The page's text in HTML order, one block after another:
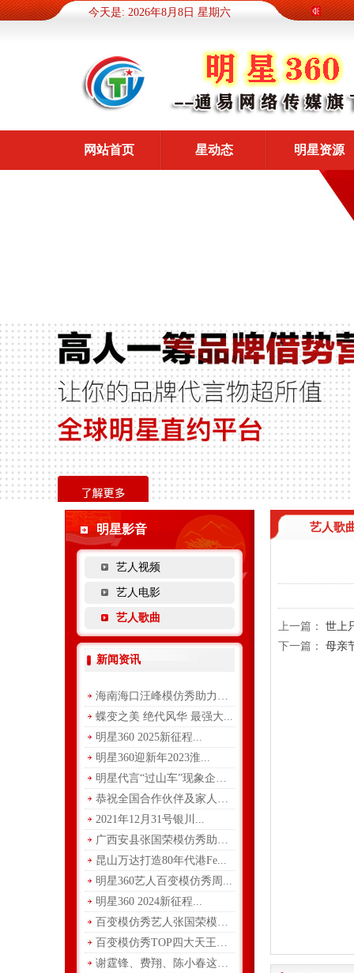
今天是: 2026年8月8日 星期六
网站首页 星动态 明星资源
明星影音
艺人视频
艺人电影
艺人歌曲
新闻资讯
海南海口汪峰模仿秀助力融科...
蝶变之美 绝代风华 最强大...
明星360 2025新征程...
明星360迎新年2023淮...
明星代言“过山车”现象企业...
恭祝全国合作伙伴及家人们中...
2021年12月31号银川...
广西安县张国荣模仿秀助力青...
昆山万达打造80年代港Fe...
明星360艺人百变模仿秀周...
明星360 2024新征程...
百变模仿秀艺人张国荣模仿秀
百变模仿秀TOP四大天王到...
谢霆锋、费翔、陈小春这三位...
艺人歌
上一篇： 世上
下一篇： 母亲